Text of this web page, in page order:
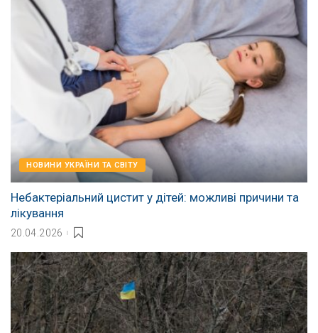
НОВИНИ УКРАЇНИ ТА СВІТУ
Небактеріальний цистит у дітей: можливі причини та
лікування
20.04.2026